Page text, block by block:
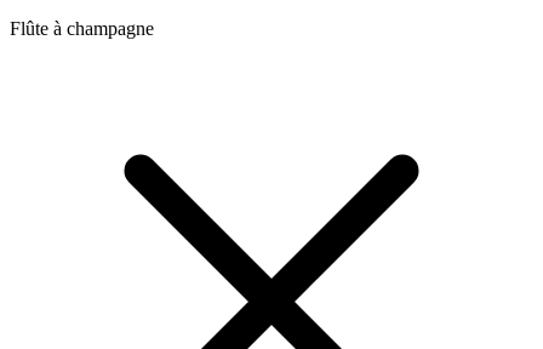
Flûte à champagne